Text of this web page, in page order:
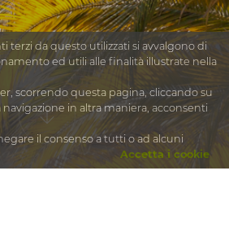
terzi da questo utilizzati si avvalgono di
ed utili alle finalità illustrate nella
scorrendo questa pagina, cliccando su
in altra maniera, acconsenti
il consenso a tutti o ad alcuni
Accetta i cookie